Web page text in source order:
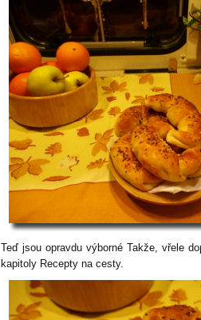
Teď jsou opravdu výborné Takže, vřele
kapitoly Recepty na cesty.